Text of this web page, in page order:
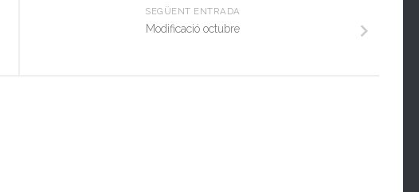
SEGÜENT ENTRADA
Modificació octubre